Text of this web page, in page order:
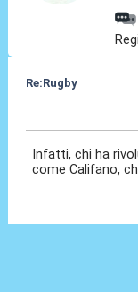
Re:Rugby
Infatti, chi ha
come Califano,